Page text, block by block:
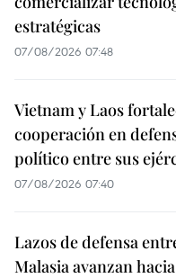
estratégicas
07/08/2026 07:48
Vietnam y Laos
cooperación en
político entre sus
07/08/2026 07:40
Lazos de defensa
Malasia avanzan